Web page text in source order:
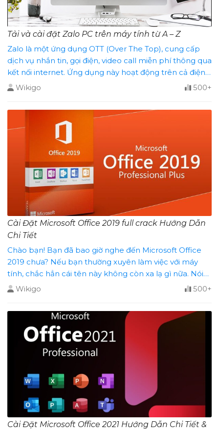
Tải và cài đặt Zalo PC trên máy tính từ A – Z
Zalo là một ứng dụng OTT (Over The Top), cung cấp
dịch vụ nhắn tin, gọi điện, video call miễn phí thông qua
kết nối internet. Ứng dụng này hoạt động trên cả điện
thoại di động và máy tính, cho phép người dùng dễ
Wikigo 500+
Cài Đặt Microsoft Office 2019 full crack Hướng Dẫn
Chi Tiết
Chào bạn! Bạn đã bao giờ nghe đến Microsoft Office
2019 chưa? Nếu bạn thường xuyên làm việc với máy
tính, chắc hẳn cái tên này không còn xa lạ gì nữa. Nói
một cách đơn giản, Office 2019 là một bộ ứng dụng văn
Wikigo 500+
Cài Đặt Microsoft Office 2021 Hướng Dẫn Chi Tiết &